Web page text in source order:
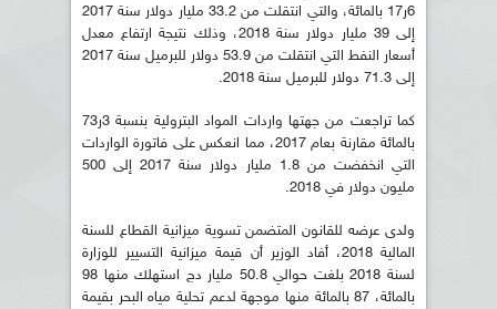
6ر17 بالمائة، والتي انتقلت من 33.2 مليار دولار سنة 2017
إلى 39 مليار دولار سنة 2018، وذلك نتيجة ارتفاع معدل
أسعار النفط التي انتقلت من 53.9 دولار للبرميل سنة 2017
إلى 71.3 دولار للبرميل سنة 2018.
كما تراجعت من جهتها واردات المواد البترولية بنسبة 3ر73
بالمائة مقارنة بعام 2017، مما انعكس على فاتورة الواردات
التي انخفضت من 1.8 مليار دولار سنة 2017 إلى 500
مليون دولار في 2018.
ولدى عرضه للقانون المتضمن تسوية ميزانية القطاع للسنة
المالية 2018، أفاد الوزير أن قيمة ميزانية التسيير للوزارة
لسنة 2018 بلغت حوالي 50.8 مليار دج استهلك منها 98
بالمائة، 87 بالمائة منها موجهة لدعم تحلية مياه البحر بقيمة